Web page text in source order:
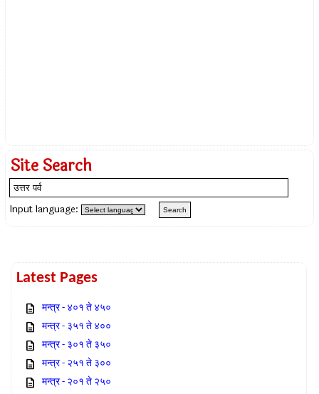
Site Search
Input language:
Latest Pages
मन्त्र - ४०१ ते ४५०
मन्त्र - ३५१ ते ४००
मन्त्र - ३०१ ते ३५०
मन्त्र - २५१ ते ३००
मन्त्र - २०१ ते २५०